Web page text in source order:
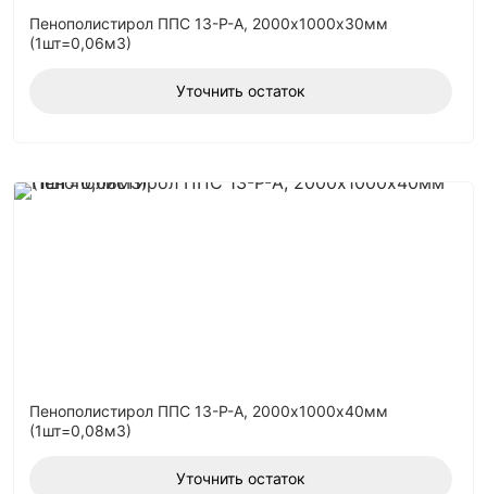
Пенополистирол ППС 13-Р-А, 2000х1000х30мм
(1шт=0,06м3)
Уточнить остаток
Пенополистирол ППС 13-Р-А, 2000х1000х40мм
(1шт=0,08м3)
Уточнить остаток